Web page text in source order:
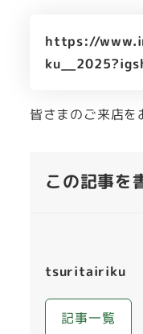
https://
皆さまのご来店
この記事を
tsuritairiku
記事一覧